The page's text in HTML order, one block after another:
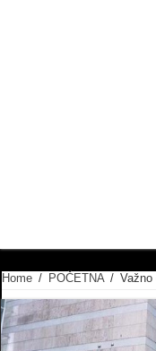
Home / POČETNA /